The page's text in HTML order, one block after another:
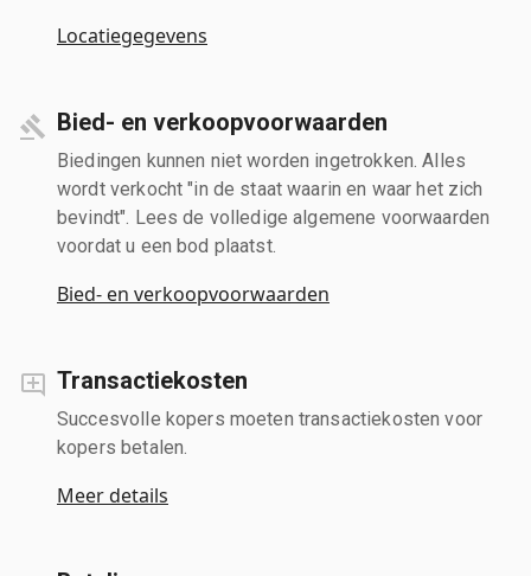
Locatiegegevens
Bied- en verkoopvoorwaarden
Biedingen kunnen niet worden ingetrokken. Alles
wordt verkocht "in de staat waarin en waar het zich
bevindt". Lees de volledige algemene voorwaarden
voordat u een bod plaatst.
Bied- en verkoopvoorwaarden
Transactiekosten
Succesvolle kopers moeten transactiekosten voor
kopers betalen.
Meer details